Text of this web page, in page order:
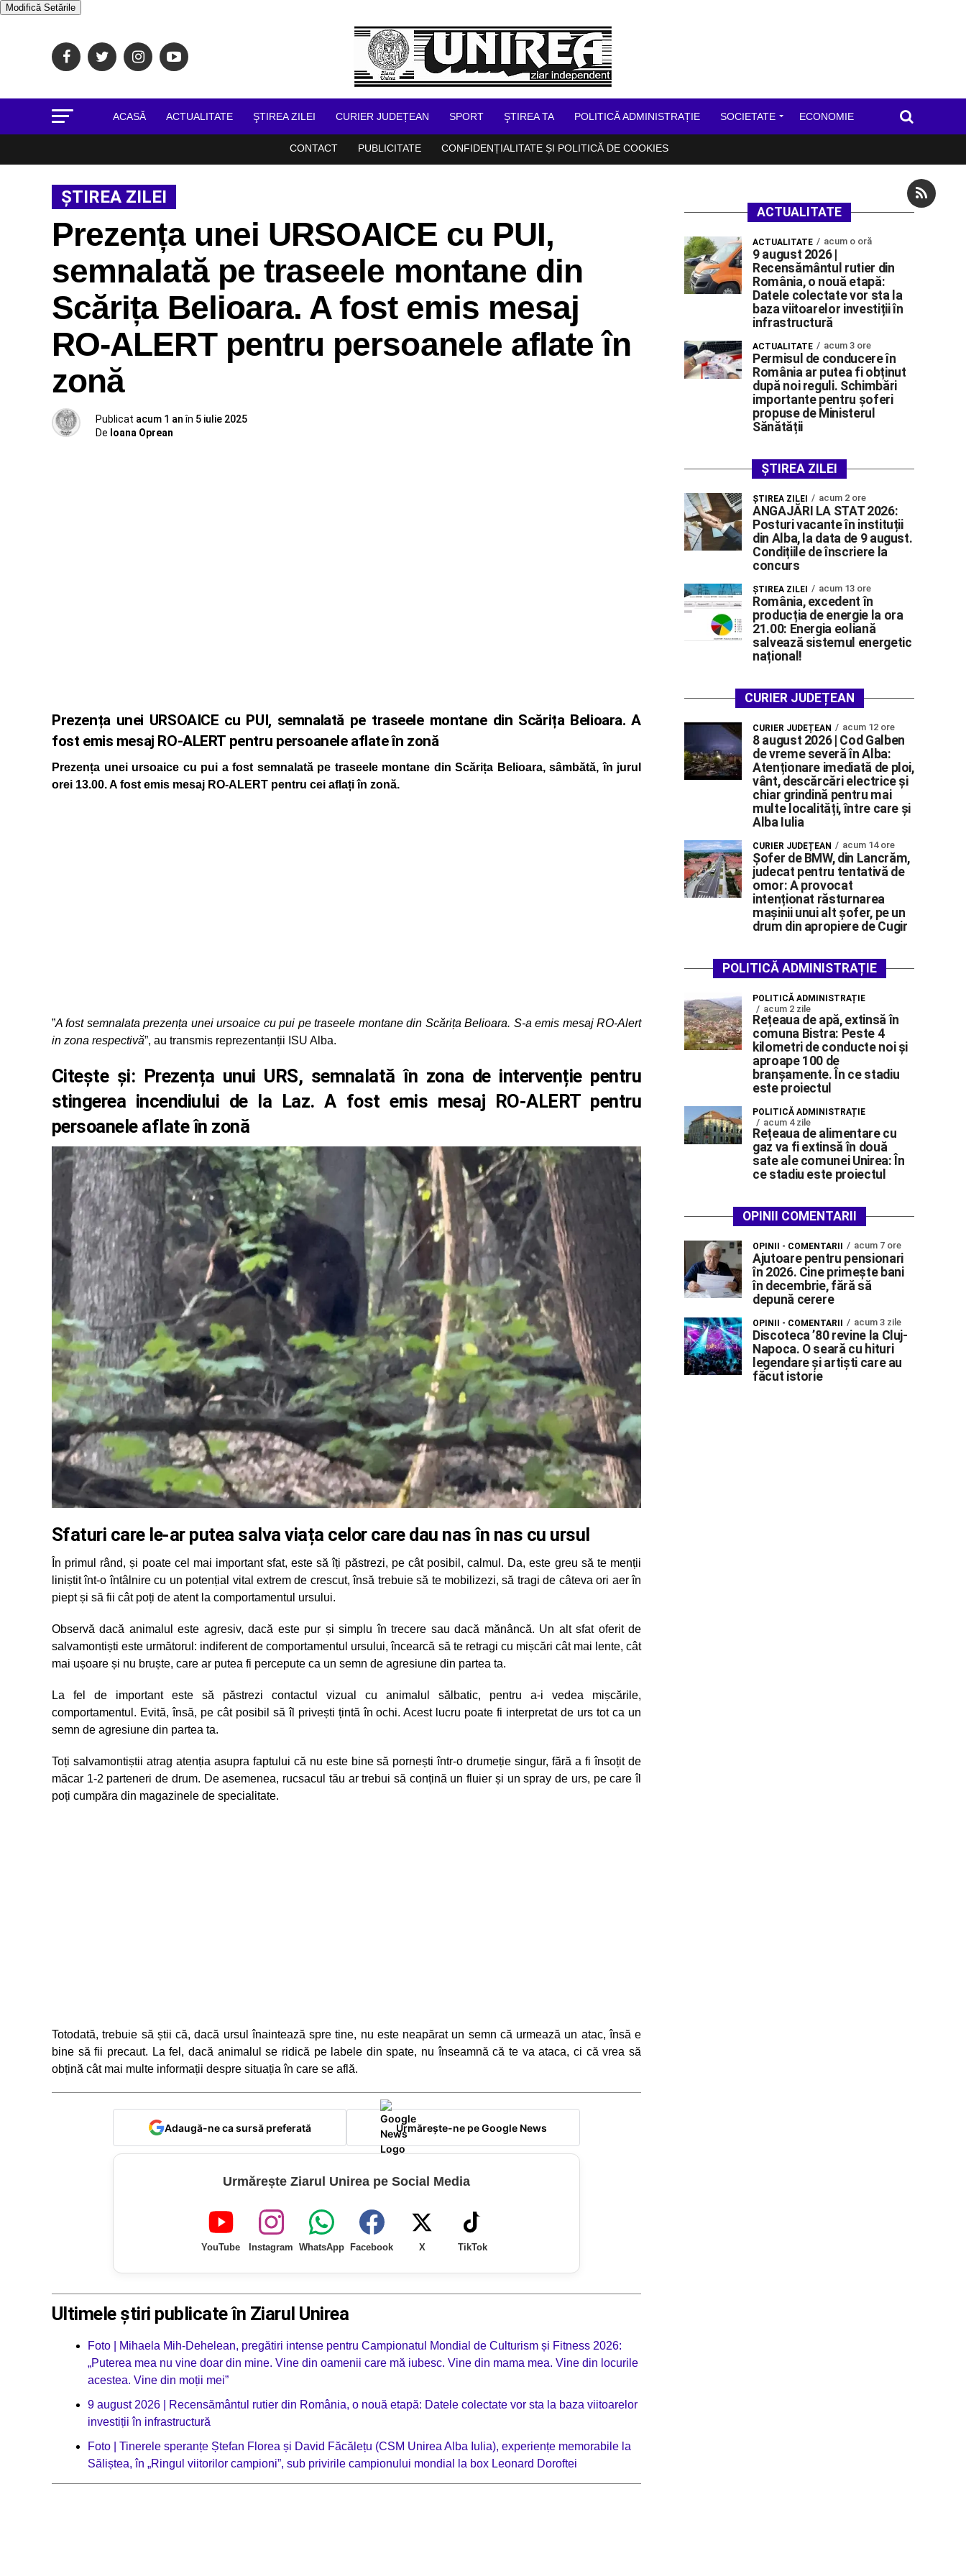
Modifică Setările
ACASĂ ACTUALITATE ŞTIREA ZILEI CURIER JUDEȚEAN SPORT ŞTIREA TA POLITICĂ ADMINISTRAȚIE SOCIETATE ECONOMIE
CONTACT PUBLICITATE CONFIDENȚIALITATE ȘI POLITICĂ DE COOKIES
ŞTIREA ZILEI
Prezența unei URSOAICE cu PUI,
semnalată pe traseele montane din
Scărița Belioara. A fost emis mesaj
RO-ALERT pentru persoanele aflate în
zonă
Publicat acum 1 an în 5 iulie 2025
De Ioana Oprean
Prezența unei URSOAICE cu PUI, semnalată pe traseele montane din Scărița Belioara. A
fost emis mesaj RO-ALERT pentru persoanele aflate în zonă
Prezența unei ursoaice cu pui a fost semnalată pe traseele montane din Scărița Belioara, sâmbătă, în jurul
orei 13.00. A fost emis mesaj RO-ALERT pentru cei aflați în zonă.
”A fost semnalata prezența unei ursoaice cu pui pe traseele montane din Scărița Belioara. S-a emis mesaj RO-Alert
in zona respectivă”, au transmis reprezentanții ISU Alba.
Citește și: Prezența unui URS, semnalată în zona de intervenție pentru
stingerea incendiului de la Laz. A fost emis mesaj RO-ALERT pentru
persoanele aflate în zonă
Sfaturi care le-ar putea salva viața celor care dau nas în nas cu ursul
În primul rând, și poate cel mai important sfat, este să îți păstrezi, pe cât posibil, calmul. Da, este greu să te menții
liniștit înt-o întâlnire cu un potențial vital extrem de crescut, însă trebuie să te mobilizezi, să tragi de câteva ori aer în
piept și să fii cât poți de atent la comportamentul ursului.
Observă dacă animalul este agresiv, dacă este pur și simplu în trecere sau dacă mănâncă. Un alt sfat oferit de
salvamontiști este următorul: indiferent de comportamentul ursului, încearcă să te retragi cu mișcări cât mai lente, cât
mai ușoare și nu bruște, care ar putea fi percepute ca un semn de agresiune din partea ta.
La fel de important este să păstrezi contactul vizual cu animalul sălbatic, pentru a-i vedea mișcările,
comportamentul. Evită, însă, pe cât posibil să îl privești țintă în ochi. Acest lucru poate fi interpretat de urs tot ca un
semn de agresiune din partea ta.
Toți salvamontiștii atrag atenția asupra faptului că nu este bine să pornești într-o drumeție singur, fără a fi însoțit de
măcar 1-2 parteneri de drum. De asemenea, rucsacul tău ar trebui să conțină un fluier și un spray de urs, pe care îl
poți cumpăra din magazinele de specialitate.
Totodată, trebuie să știi că, dacă ursul înaintează spre tine, nu este neapărat un semn că urmează un atac, însă e
bine să fii precaut. La fel, dacă animalul se ridică pe labele din spate, nu înseamnă că te va ataca, ci că vrea să
obțină cât mai multe informații despre situația în care se află.
Adaugă-ne ca sursă preferată Urmărește-ne pe Google News
Urmărește Ziarul Unirea pe Social Media
YouTube Instagram WhatsApp Facebook X TikTok
Ultimele știri publicate în Ziarul Unirea
Foto | Mihaela Mih-Dehelean, pregătiri intense pentru Campionatul Mondial de Culturism și Fitness 2026:
„Puterea mea nu vine doar din mine. Vine din oamenii care mă iubesc. Vine din mama mea. Vine din locurile
acestea. Vine din moții mei”
9 august 2026 | Recensământul rutier din România, o nouă etapă: Datele colectate vor sta la baza viitoarelor
investiții în infrastructură
Foto | Tinerele speranțe Ștefan Florea și David Făcălețu (CSM Unirea Alba Iulia), experiențe memorabile la
Săliștea, în „Ringul viitorilor campioni”, sub privirile campionului mondial la box Leonard Doroftei
ACTUALITATE
ACTUALITATE acum o oră
9 august 2026 |
Recensământul rutier din
România, o nouă etapă:
Datele colectate vor sta la
baza viitoarelor investiții în
infrastructură
ACTUALITATE acum 3 ore
Permisul de conducere în
România ar putea fi obținut
după noi reguli. Schimbări
importante pentru șoferi
propuse de Ministerul
Sănătății
ȘTIREA ZILEI
ŞTIREA ZILEI acum 2 ore
ANGAJĂRI LA STAT 2026:
Posturi vacante în instituții
din Alba, la data de 9 august.
Condițiile de înscriere la
concurs
ŞTIREA ZILEI acum 13 ore
România, excedent în
producția de energie la ora
21.00: Energia eoliană
salvează sistemul energetic
național!
CURIER JUDEȚEAN
CURIER JUDEȚEAN acum 12 ore
8 august 2026 | Cod Galben
de vreme severă în Alba:
Atenționare imediată de ploi,
vânt, descărcări electrice și
chiar grindină pentru mai
multe localități, între care și
Alba Iulia
CURIER JUDEȚEAN acum 14 ore
Șofer de BMW, din Lancrăm,
judecat pentru tentativă de
omor: A provocat
intenționat răsturnarea
mașinii unui alt șofer, pe un
drum din apropiere de Cugir
POLITICĂ ADMINISTRAȚIE
POLITICĂ ADMINISTRAȚIE
acum 2 zile
Rețeaua de apă, extinsă în
comuna Bistra: Peste 4
kilometri de conducte noi și
aproape 100 de
branșamente. În ce stadiu
este proiectul
POLITICĂ ADMINISTRAȚIE
acum 4 zile
Rețeaua de alimentare cu
gaz va fi extinsă în două
sate ale comunei Unirea: În
ce stadiu este proiectul
OPINII COMENTARII
OPINII - COMENTARII acum 7 ore
Ajutoare pentru pensionari
în 2026. Cine primește bani
în decembrie, fără să
depună cerere
OPINII - COMENTARII acum 3 zile
Discoteca ’80 revine la Cluj-
Napoca. O seară cu hituri
legendare și artiști care au
făcut istorie